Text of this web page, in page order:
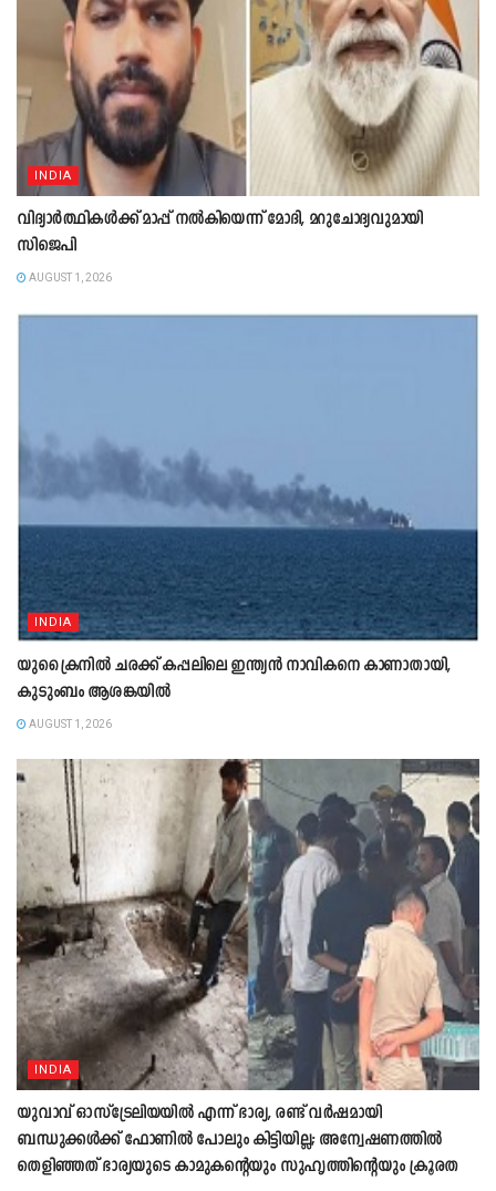
INDIA
വിദ്യാർത്ഥികൾക്ക് മാപ്പ് നൽകിയെന്ന് മോദി, മറുചോദ്യവുമായി
സിജെപി
AUGUST 1, 2026
INDIA
യുക്രൈനിൽ ചരക്ക് കപ്പലിലെ ഇന്ത്യൻ നാവികനെ കാണാതായി,
കുടുംബം ആശങ്കയിൽ
AUGUST 1, 2026
INDIA
യുവാവ് ഓസ്ട്രേലിയയിൽ എന്ന് ഭാര്യ, രണ്ട് വർഷമായി
ബന്ധുക്കൾക്ക് ഫോണിൽ പോലും കിട്ടിയില്ല; അന്വേഷണത്തിൽ
തെളിഞ്ഞത് ഭാര്യയുടെ കാമുകന്‍റെയും സുഹൃത്തിന്‍റെയും ക്രൂരത